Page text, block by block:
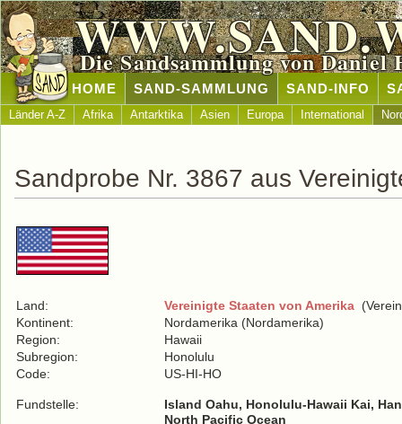
Die Sandsammlung von Daniel
HOME SAND-SAMMLUNG SAND-INFO
Länder A-Z Afrika Antarktika Asien Europa International
Sandprobe Nr. 3867 aus
Land: Vereinigte Staaten von Amerika
Kontinent:
Nordamerika (Nordamerika)
Region:
Hawaii
Subregion:
Honolulu
Code:
US-HI-HO
Fundstelle:
Island Oahu, Honolulu-Hawaii Kai,
North Pacific Ocean